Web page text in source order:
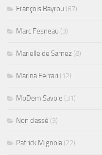
François Bayrou (67)
Marc Fesneau (3)
Marielle de Sarnez (8)
Marina Ferrari (12)
MoDem Savoie (31)
Non classé (3)
Patrick Mignola(22)